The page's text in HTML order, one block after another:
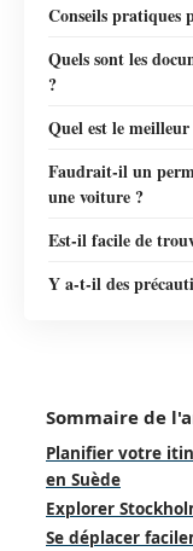
Conseils pratiques
Quels sont les
?
Quel est le
Faudrait-il un
une voiture ?
Est-il facile de
Y a-t-il des
Sommaire de
Planifier votre
en Suède
Explorer
Se déplacer